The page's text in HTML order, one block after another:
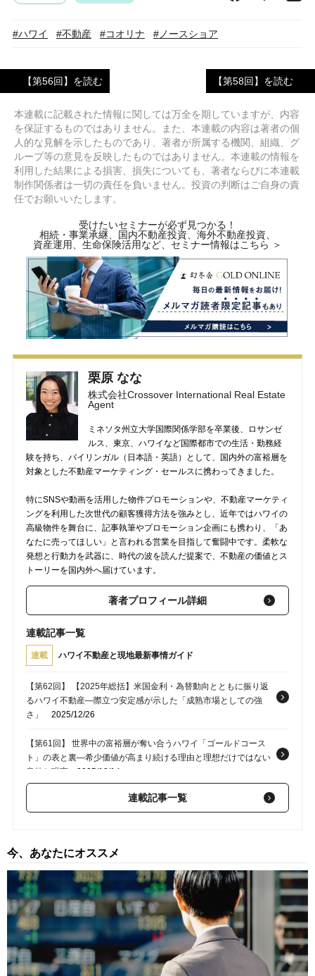
#ハワイ #不動産 #コオリナ #ノースショア
【第56回】を読む 【第58回】を読む
本連載に記載された情報に関しては万全を期していますが、内容
を保証するものではありません。また、本連載の内容は著者の個
人的な見解を示したものであり、著者が所属する機関、組織、グ
ループ等の意見を反映したものではありません。本連載の情報を
利用した結果による損害、損失についても、著者ならびに本連載
制作関係者は一切の責任を負いません。投資の判断はご自身の責
任でお願いいたします。
受けたいセミナーが必ず見つかる！
相続・事業承継、国内不動産投資、海外不動産投資、
資産運用、生命保険活用など、セミナー情報はこちら ＞
栗原 なな
株式会社Crossover International Real Estate
Agent
ミネソタ州立大学国際関係学部を卒業後、ロサンゼ
ルス、東京、ハワイなど国際都市での生活・勤務経
験を持ち、バイリンガル（日本語・英語）として、国内外の富裕層を
対象とした不動産マーケティング・セールスに携わってきました。
特にSNSや動画を活用した物件プロモーションや、不動産マーケティ
ングを利用した次世代の顧客獲得方法を強みとし、近年ではハワイの
高級物件を舞台に、記事執筆やプロモーション企画にも携わり、「あ
なたに売ってほしい」と言われる営業を目指して奮闘中です。柔軟な
発想と行動力を武器に、時代の波を読んだ提案で、不動産の価値とス
トーリーを国内外へ届けています。
著者プロフィール詳細
連載記事一覧
連載 ハワイ不動産と現地最新事情ガイド
【第62回】 【2025年総括】米国金利・為替動向とともに振り返
るハワイ不動産―際立つ安定感が示した「成熟市場としての強
さ」
2025/12/26
【第61回】 世界中の富裕層が奪い合うハワイ「ゴールドコース
ト」の表と裏―希少価値が高まり続ける理由と理想だけではない
意外な現実 2025/12/14
【第60回】 憧れのリッツ・カールトンを所有できる…？ハワイ
の「ホテルコンドミニアム」購入後に投資家を悩ませる「想像以
【第59回】 “常夏の楽園”ハワイの裏側に潜む危険―「津波・火
山・ハリケーン」旅行者が知っておくべき「自然の脅威」
2025/11/15
【第58回】 憧れのハワイ生活に潜む落とし穴…日本人が直面す
る“青い海の楽園”の意外なリアル
2025/10/30
連載記事一覧
今、あなたにオススメ